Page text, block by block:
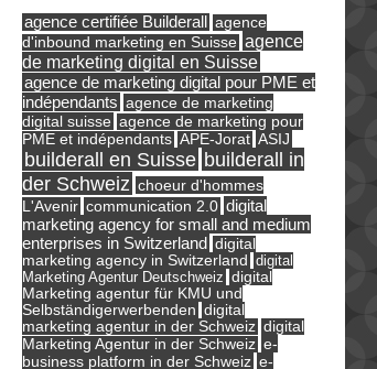
agence certifiée Builderall
agence
d'inbound marketing en Suisse agence
de marketing digital en Suisse
agence de marketing digital pour PME et
indépendants agence de marketing
digital suisse agence de marketing pour
PME et indépendants APE-Jorat ASIJ
builderall en Suisse builderall in
der Schweiz choeur d'hommes
L'Avenir communication 2.0 digital
marketing agency for small and medium
enterprises in Switzerland digital
marketing agency in Switzerland digital
Marketing Agentur Deutschweiz digital
Marketing agentur für KMU und
Selbständigerwerbenden digital
marketing agentur in der Schweiz digital
Marketing Agentur in der Schweiz e-
business platform in der Schweiz e-